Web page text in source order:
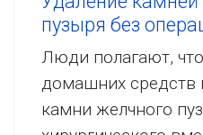
пузыря без
Люди полагают,
домашних средств
камни желчного